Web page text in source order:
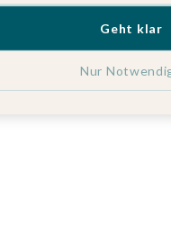
Nur
Geht klar